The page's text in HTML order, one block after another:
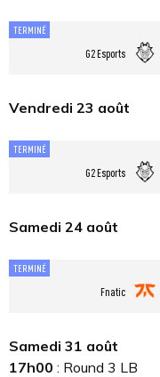
TERMINÉ
G2 Esports
Vendredi 23 août
TERMINÉ
G2 Esports
Samedi 24 août
TERMINÉ
Fnatic
Samedi 31 août
17h00 : Round 3 LB